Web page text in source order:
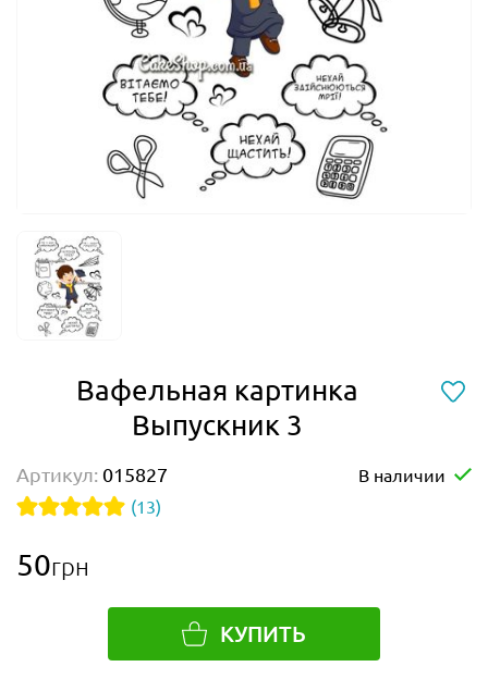
Вафельная картинка
Выпускник 3
Артикул: 015827
В наличии
(13)
50грн
КУПИТЬ